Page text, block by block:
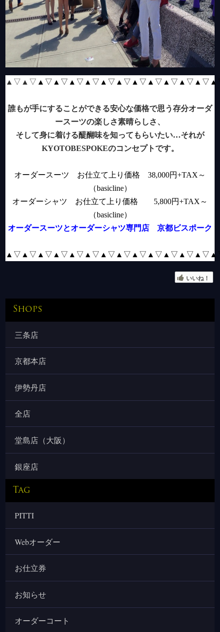
▲▽▲▽ ▲▽▲▽▲▽▲▽▲
誰もが手にすることができる安心な価格で思う存分オーダ
ースーツの楽しさ素晴らしさ、
そして身に着ける醍醐味を知ってもらいたい…それが
KYOTOBESPOKEのコンセプトです。
オーダースーツ お仕立て上り価格 38,000円+TAX ～
（basicline）
オーダーシャツ お仕立て上り価格 5,800円+TAX ～
（basicline）
オーダースーツとオーダーシャツ専門店 京都ビスポーク
▲▽▲▽ ▲▽▲▽▲▽▲▽▲
いいね！
Shops
三条店
京都本店
伊勢丹店
全店
堂島店（大阪）
銀座店
Tag
PITTI
Webオーダー
お仕立券
お知らせ
オーダーコート